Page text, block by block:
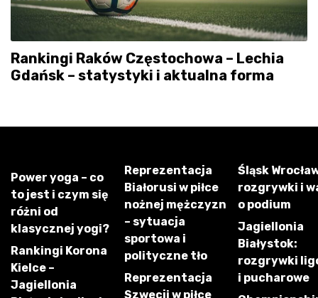
Rankingi Raków Częstochowa – Lechia
Gdańsk – statystyki i aktualna forma
Power yoga – co
to jest i czym się
różni od
klasycznej yogi?
Rankingi Korona
Kielce –
Jagiellonia
Reprezentacja
Białorusi w piłce
nożnej mężczyzn
– sytuacja
sportowa i
polityczne tło
Reprezentacja
Szwecji w piłce
Śląsk
rozgrywki i
o podium
Jagiellonia
Białystok:
rozgrywki
i pucharowe